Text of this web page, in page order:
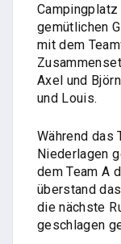
gemütlichen
mit dem
Axel und
und Louis.
Während das
Niederlagen
dem Team A
überstand
die nächste
geschlagen